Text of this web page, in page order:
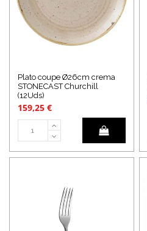
Plato coupe Ø26cm crema
STONECAST Churchill
(12Uds)
159,25 €